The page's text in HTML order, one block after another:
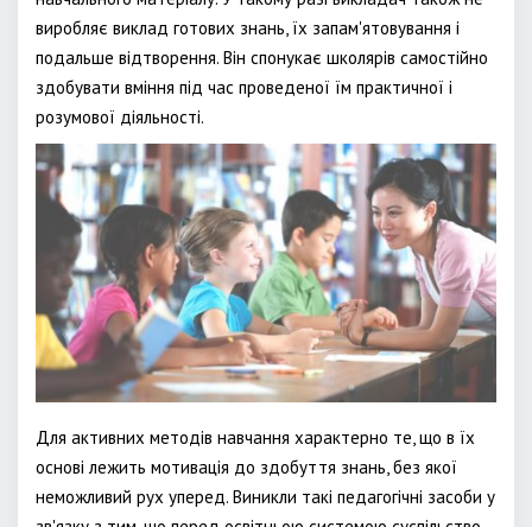
виробляє виклад готових знань, їх запам'ятовування і
подальше відтворення. Він спонукає школярів самостійно
здобувати вміння під час проведеної їм практичної і
розумової діяльності.
Для активних методів навчання характерно те, що в їх
основі лежить мотивація до здобуття знань, без якої
неможливий рух уперед. Виникли такі педагогічні засоби у